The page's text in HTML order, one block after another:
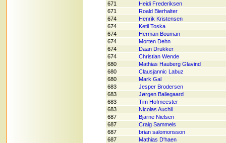
671
Heidi Frederiksen
671
Roald Bierhalter
674
Henrik Kristensen
674
Ketil Toska
674
Herman Bouman
674
Morten Dehn
674
Daan Drukker
674
Christian Wende
680
Mathias Hauberg Glavind
680
Clausjannic Labuz
680
Mark Gal
683
Jesper Brodersen
683
Jørgen Ballegaard
683
Tim Hofmeester
683
Nicolas Auchli
687
Bjarne Nielsen
687
Craig Sammels
687
brian salomonsson
687
Mathias D'haen